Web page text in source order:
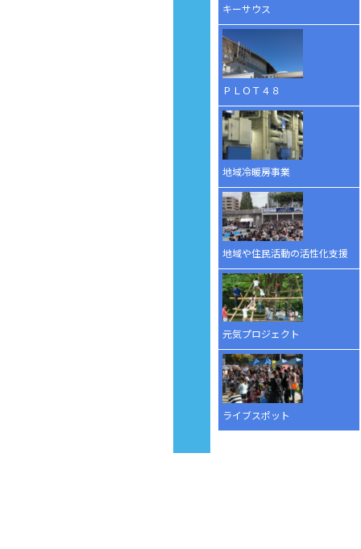
キーサウス
ＰＬＯＴ４８
地域冷暖房事業
地域や住民活動の活性化支援
元気プロジェクト
ライブスポット